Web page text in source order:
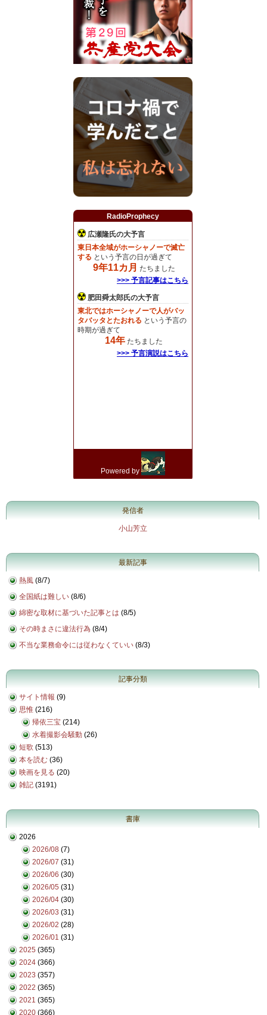
発信者
小山芳立
最新記事
熱風 (8/7)
全国紙は難しい (8/6)
綿密な取材に基づいた記事とは (8/5)
その時まさに違法行為 (8/4)
不当な業務命令には従わなくていい (8/3)
記事分類
サイト情報 (9)
思惟 (216)
帰依三宝 (214)
水着撮影会騒動 (26)
短歌 (513)
本を読む (36)
映画を見る (20)
雑記 (3191)
書庫
2026
2026/08 (7)
2026/07 (31)
2026/06 (30)
2026/05 (31)
2026/04 (30)
2026/03 (31)
2026/02 (28)
2026/01 (31)
2025 (365)
2024 (366)
2023 (357)
2022 (365)
2021 (365)
2020 (366)